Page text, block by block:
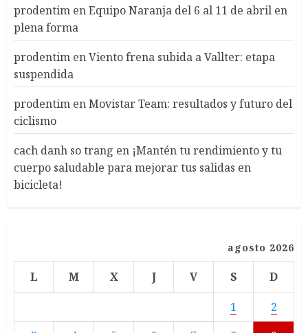
prodentim enEquipo Naranja del 6 al 11 de abril en
plena forma
prodentim enViento frena subida a Vallter: etapa
suspendida
prodentim enMovistar Team: resultados y futuro del
ciclismo
cach danh so trang en ¡Mantén tu rendimiento y tu
cuerpo saludable para mejorar tus salidas en
bicicleta!
agosto 2026
L M X J V S
D
1
2